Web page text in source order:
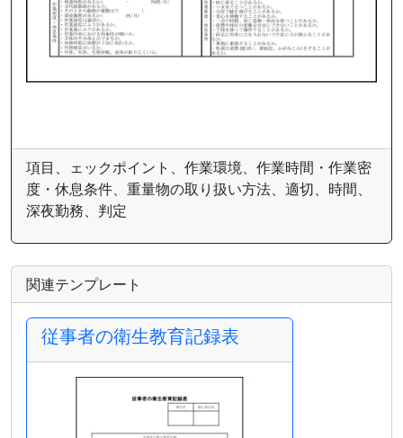
項目、ェックポイント、作業環境、作業時間・作業密
度・休息条件、重量物の取り扱い方法、適切、時間、
深夜勤務、判定
関連テンプレート
従事者の衛生教育記録表